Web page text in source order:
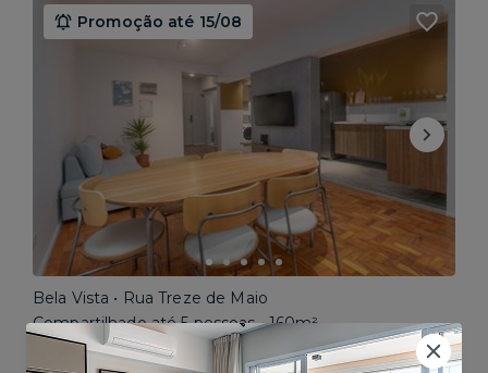
Promoção até 15/08
Bela Vista • Rua Treze de Maio
Compartilhado até 5 pessoas • 160m²
Aluguel R$ 1.777